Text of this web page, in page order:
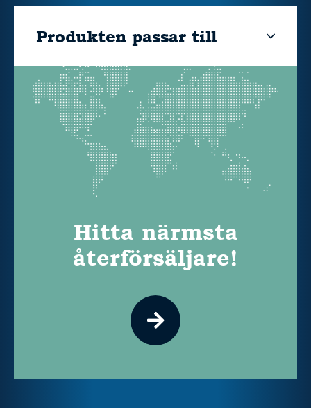
Produkten passar till
Hitta närmsta
återförsäljare!